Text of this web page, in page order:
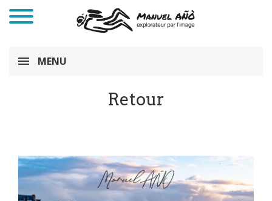
MENU
Retour